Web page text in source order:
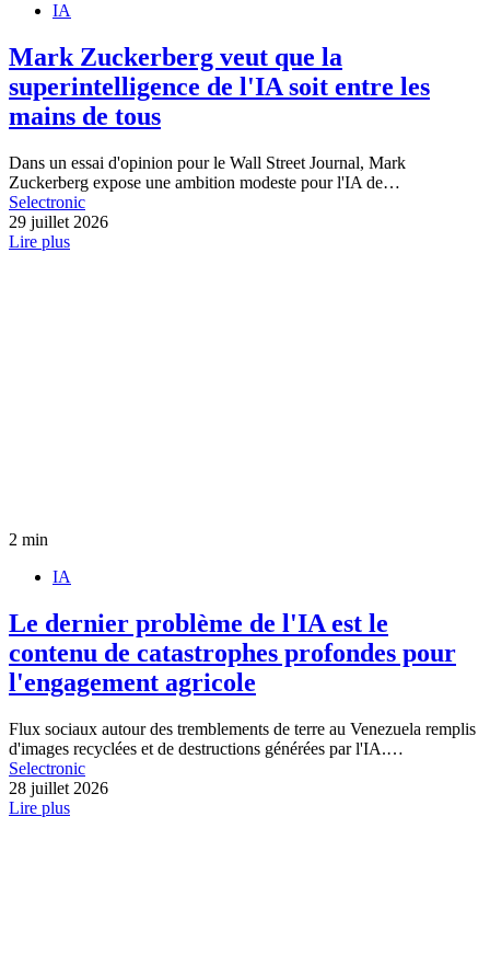
IA
Mark Zuckerberg veut que la
superintelligence de l'IA soit entre les
mains de tous
Dans un essai d'opinion pour le Wall Street Journal, Mark
Zuckerberg expose une ambition modeste pour l'IA de…
Selectronic
29 juillet 2026
Lire plus
2 min
IA
Le dernier problème de l'IA est le
contenu de catastrophes profondes pour
l'engagement agricole
Flux sociaux autour des tremblements de terre au Venezuela remplis
d'images recyclées et de destructions générées par l'IA.…
Selectronic
28 juillet 2026
Lire plus